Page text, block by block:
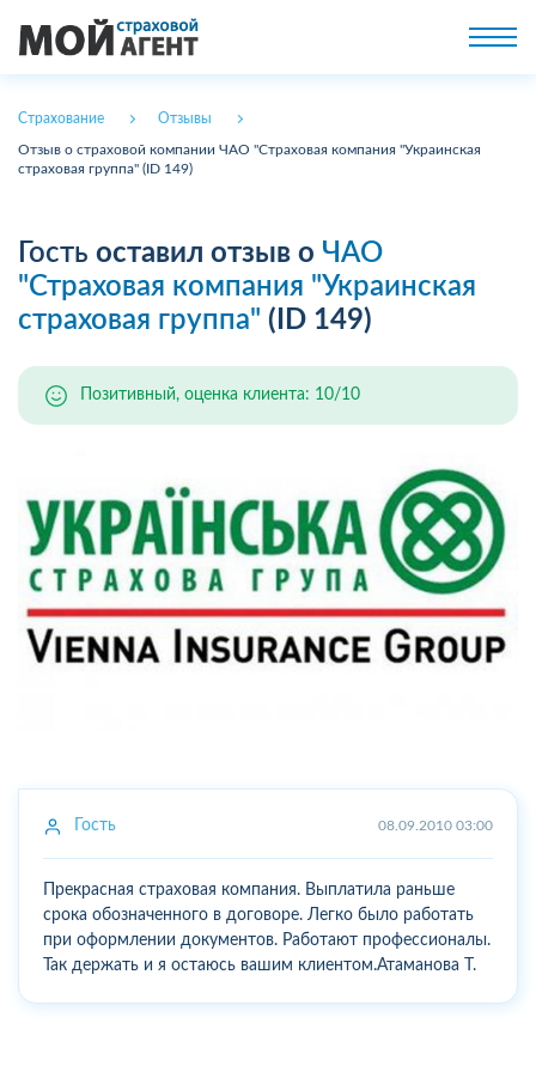
Страхование Отзывы
Отзыв о страховой компании ЧАО "Страховая компания "Украинская
страховая группа" (ID 149)
Гость оставил отзыв о ЧАО
"Страховая компания "Украинская
страховая группа" (ID 149)
Позитивный, оценка клиента: 10/10
Гость 08.09.2010 03:00
Прекрасная страховая компания. Выплатила раньше
срока обозначенного в договоре. Легко было работать
при оформлении документов. Работают профессионалы.
Так держать и я остаюсь вашим клиентом.Атаманова Т.